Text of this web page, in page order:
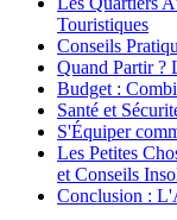
Touristiques
Conseils
Quand Partir ?
Budget :
Santé et
S'Équiper
Les Petites
et Conseils
Conclusion :